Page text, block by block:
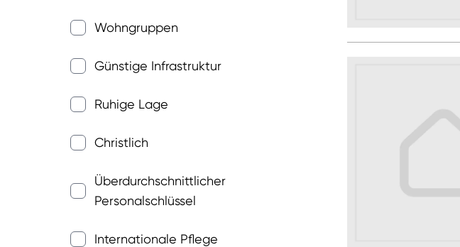
Wohngruppen
Günstige Infrastruktur
Ruhige Lage
Christlich
Überdurchschnittlicher
Personalschlüssel
Internationale Pflege